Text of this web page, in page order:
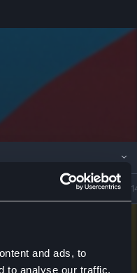
and ads, to
to analyse our traffic.
Gio 13 Ven